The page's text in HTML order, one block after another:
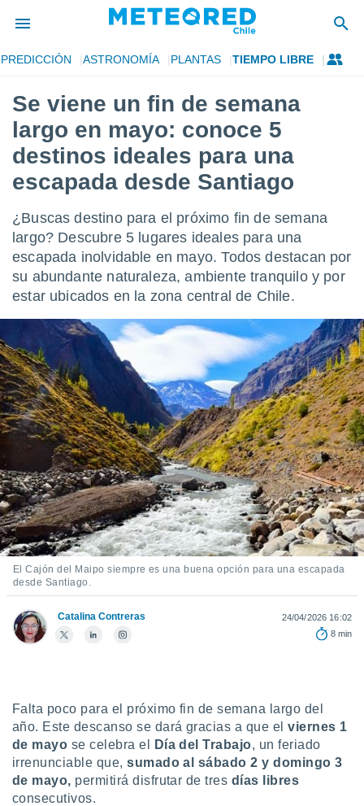
de
por
para
la
que se
calidad.
las
y
forma
digital
basada
permite
seguir
contenido
coste.
botón
a la
la
todas
ya sean
nuestros
nos
análisis
y
en
más
nuestra
ACEPTAR
Y
CONTINUAR
CONFIGURACIÓN
PREDICCIÓN ASTRONOMÍA PLANTAS TIEMPO LIBRE
Se viene un fin de semana
largo en mayo: conoce 5
destinos ideales para una
escapada desde Santiago
¿Buscas destino para el próximo fin de semana
largo? Descubre 5 lugares ideales para una
escapada inolvidable en mayo. Todos destacan por
su abundante naturaleza, ambiente tranquilo y por
estar ubicados en la zona central de Chile.
El Cajón del Maipo siempre es una buena opción para una escapada
desde Santiago.
Catalina Contreras
24/04/2026 16:02
8 min
Falta poco para el próximo fin de semana largo del
año. Este descanso se dará gracias a que elviernes 1
de mayo se celebra el Día del Trabajo, un feriado
irrenunciable que,sumado al sábado 2 y domingo 3
de mayo, permitirá disfrutar de tres días libres
consecutivos.